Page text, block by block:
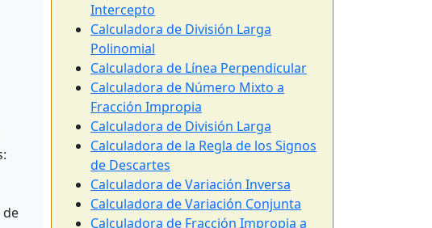
de
Intercepto
Calculadora de División Larga
Polinomial
Calculadora de Línea Perpendicular
Calculadora de Número Mixto a
Fracción Impropia
Calculadora de División Larga
Calculadora de la Regla de los Signos
de Descartes
Calculadora de Variación Inversa
Calculadora de Variación Conjunta
Calculadora de Fracción Impropia a